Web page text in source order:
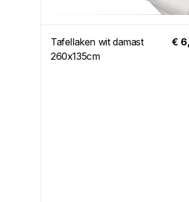
Tafellaken wit damast
260x135cm
€